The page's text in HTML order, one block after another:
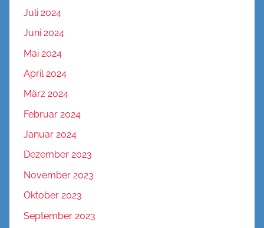
Juli 2024
Juni 2024
Mai 2024
April 2024
März 2024
Februar 2024
Januar 2024
Dezember 2023
November 2023
Oktober 2023
September 2023